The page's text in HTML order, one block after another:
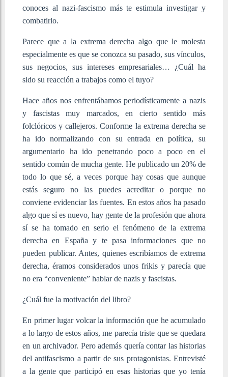
conoces al nazi-fascismo más te estimula investigar y
combatirlo.
Parece que a la extrema derecha algo que le molesta
especialmente es que se conozca su pasado, sus vínculos,
sus negocios, sus intereses empresariales… ¿Cuál ha
sido su reacción a trabajos como el tuyo?
Hace años nos enfrentábamos periodísticamente a nazis
y fascistas muy marcados, en cierto sentido más
folclóricos y callejeros. Conforme la extrema derecha se
ha ido normalizando con su entrada en política, su
argumentario ha ido penetrando poco a poco en el
sentido común de mucha gente. He publicado un 20% de
todo lo que sé, a veces porque hay cosas que aunque
estás seguro no las puedes acreditar o porque no
conviene evidenciar las fuentes. En estos años ha pasado
algo que sí es nuevo, hay gente de la profesión que ahora
sí se ha tomado en serio el fenómeno de la extrema
derecha en España y te pasa informaciones que no
pueden publicar. Antes, quienes escribíamos de extrema
derecha, éramos considerados unos frikis y parecía que
no era “conveniente” hablar de nazis y fascistas.
¿Cuál fue la motivación del libro?
En primer lugar volcar la información que he acumulado
a lo largo de estos años, me parecía triste que se quedara
en un archivador. Pero además quería contar las historias
del antifascismo a partir de sus protagonistas. Entrevisté
a la gente que participó en esas historias que yo tenía